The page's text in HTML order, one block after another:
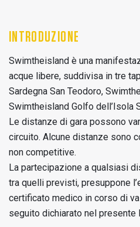
INTRODUZIONE
Swimtheisland è una
acque libere, suddivisa in tre
Sardegna San Teodoro,
Swimtheisland Golfo dell’Isola
Le distanze di gara possono
circuito. Alcune distanze sono
non competitive.
La partecipazione a qualsiasi
tra quelli previsti, presuppone
certificato medico in corso di
seguito dichiarato nel presente